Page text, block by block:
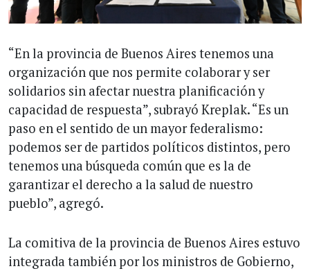
“En la provincia de Buenos Aires tenemos una
organización que nos permite colaborar y ser
solidarios sin afectar nuestra planificación y
capacidad de respuesta”, subrayó Kreplak. “Es un
paso en el sentido de un mayor federalismo:
podemos ser de partidos políticos distintos, pero
tenemos una búsqueda común que es la de
garantizar el derecho a la salud de nuestro
pueblo”, agregó.
La comitiva de la provincia de Buenos Aires estuvo
integrada también por los ministros de Gobierno,